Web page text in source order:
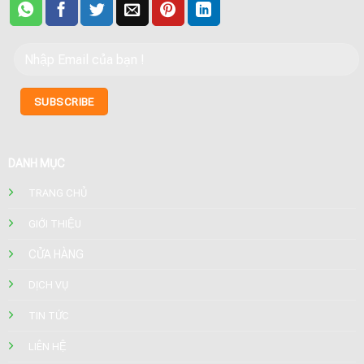
DANH MỤC
TRANG CHỦ
GIỚI THIỆU
CỬA HÀNG
DỊCH VỤ
TIN TỨC
LIÊN HỆ